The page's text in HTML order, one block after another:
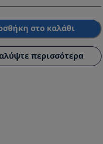
στο καλάθι
περισσότερα